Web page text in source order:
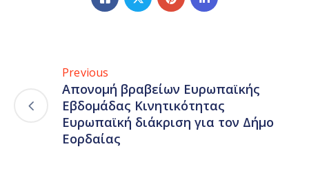
Previous
Απονομή βραβείων Ευρωπαϊκής
Εβδομάδας Κινητικότητας
Ευρωπαϊκή διάκριση για τον Δήμο
Εορδαίας